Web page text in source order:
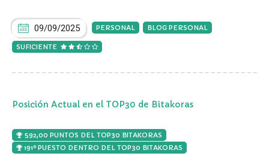
09/09/2025 PERSONAL BLOG PERSONAL
SUFICIENTE
Posición Actual en el TOP30 de Bitakoras
592,00 PUNTOS DEL TOP30 BITAKORAS
191º PUESTO DENTRO DEL TOP30 BITAKORAS